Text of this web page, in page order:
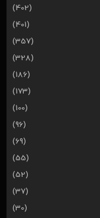
(402)
(401)
(357)
(328)
(186)
(173)
(100)
(96)
(69)
(55)
(52)
(37)
(30)